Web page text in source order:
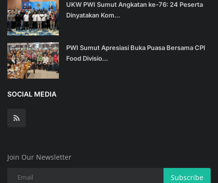
UKW PWI Sumut Angkatan ke-76: 24 Peserta
Dinyatakan Kom...
PWI Sumut Apresiasi Buka Puasa Bersama CPI
Food Divisio...
SOCIAL MEDIA
Join Our Newsletter
Subscribe